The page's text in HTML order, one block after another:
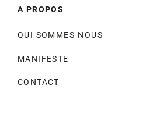
A PROPOS
QUI SOMMES-NOUS
MANIFESTE
CONTACT